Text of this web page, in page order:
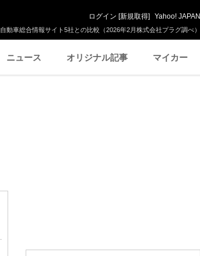
動車総合情報サイト5社との比較（2026年2月株式会社プラグ調べ）
ログイン [新規取得] Yahoo! JAPAN
ニュース オリジナル記事 マイカー